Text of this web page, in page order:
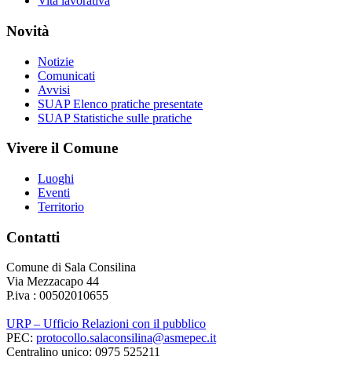
Novità
Notizie
Comunicati
Avvisi
SUAP Elenco pratiche presentate
SUAP Statistiche sulle pratiche
Vivere il Comune
Luoghi
Eventi
Territorio
Contatti
Comune di Sala Consilina
Via Mezzacapo 44
P.iva : 00502010655
URP – Ufficio Relazioni con il pubblico
PEC: protocollo.salaconsilina@asmepec.it
Centralino unico: 0975 525211